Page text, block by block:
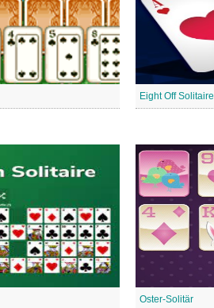
Eight Off Solitaire
Oster-Solitär